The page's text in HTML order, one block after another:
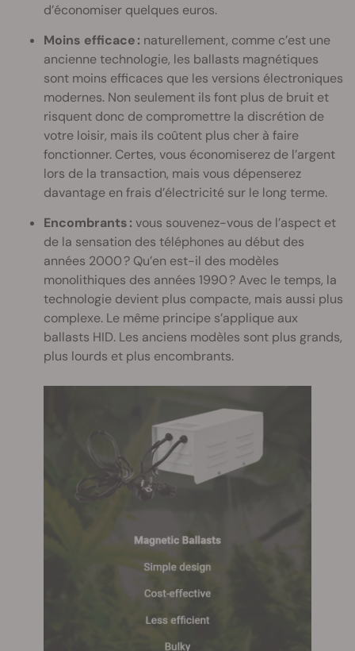
d’économiser quelques euros.
Moins efficace : naturellement, comme c’est une
ancienne technologie, les ballasts magnétiques
sont moins efficaces que les versions électroniques
modernes. Non seulement ils font plus de bruit et
risquent donc de compromettre la discrétion de
votre loisir, mais ils coûtent plus cher à faire
fonctionner. Certes, vous économiserez de l’argent
lors de la transaction, mais vous dépenserez
davantage en frais d’électricité sur le long terme.
Encombrants : vous souvenez-vous de l’aspect et
de la sensation des téléphones au début des
années 2000 ? Qu’en est-il des modèles
monolithiques des années 1990 ? Avec le temps, la
technologie devient plus compacte, mais aussi plus
complexe. Le même principe s’applique aux
ballasts HID. Les anciens modèles sont plus grands,
plus lourds et plus encombrants.